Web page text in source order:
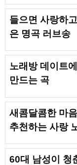
들으면 사랑하
은 명곡 러브송
노래방 데이트
만드는 곡
새콤달콤한 마
추천하는 사랑
60대 남성이 청